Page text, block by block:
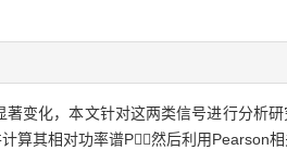
变化，本文针对这两类信号进行分析
算其相对功率谱P；然后利用Pearson